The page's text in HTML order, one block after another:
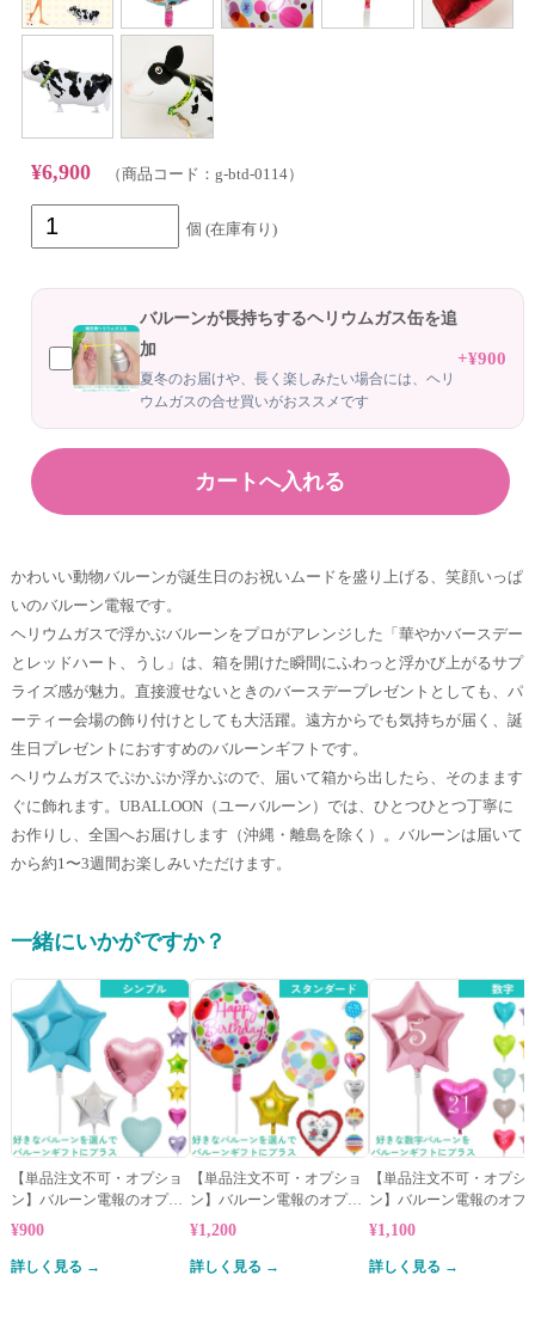
¥6,900（商品コード：g-btd-0114）
個 (在庫有り)
バルーンが長持ちするヘリウムガス缶を追
加
夏冬のお届けや、長く楽しみたい場合には、ヘリ
ウムガスの合せ買いがおススメです
+¥900
かわいい動物バルーンが誕生日のお祝いムードを盛り上げる、笑顔いっぱ
いのバルーン電報です。
ヘリウムガスで浮かぶバルーンをプロがアレンジした「華やかバースデー
とレッドハート、うし」は、箱を開けた瞬間にふわっと浮かび上がるサプ
ライズ感が魅力。直接渡せないときのバースデープレゼントとしても、パ
ーティー会場の飾り付けとしても大活躍。遠方からでも気持ちが届く、誕
生日プレゼントにおすすめのバルーンギフトです。
ヘリウムガスでぷかぷか浮かぶので、届いて箱から出したら、そのまます
ぐに飾れます。UBALLOON（ユーバルーン）では、ひとつひとつ丁寧に
お作りし、全国へお届けします（沖縄・離島を除く）。バルーンは届いて
から約1〜3週間お楽しみいただけます。
一緒にいかがですか？
【単品注文不可・オプショ
ン】バルーン電報のオプシ
ョン★シンプルバルーン
¥900
詳しく見る →
【単品注文不可・オプショ
ン】バルーン電報のオプシ
ョン★スタンダードバルー
¥1,200
詳しく見る →
【単品注文不可・オプシ
ン】バルーン電報のオプ
ョン★数字バルーン
¥1,100
詳しく見る →